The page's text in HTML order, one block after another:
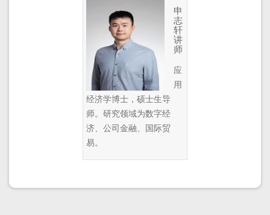
申
志
轩
讲
师
应
用
经济学博士，硕士生导
师。研究领域为数字经
济、公司金融、国际贸
易。